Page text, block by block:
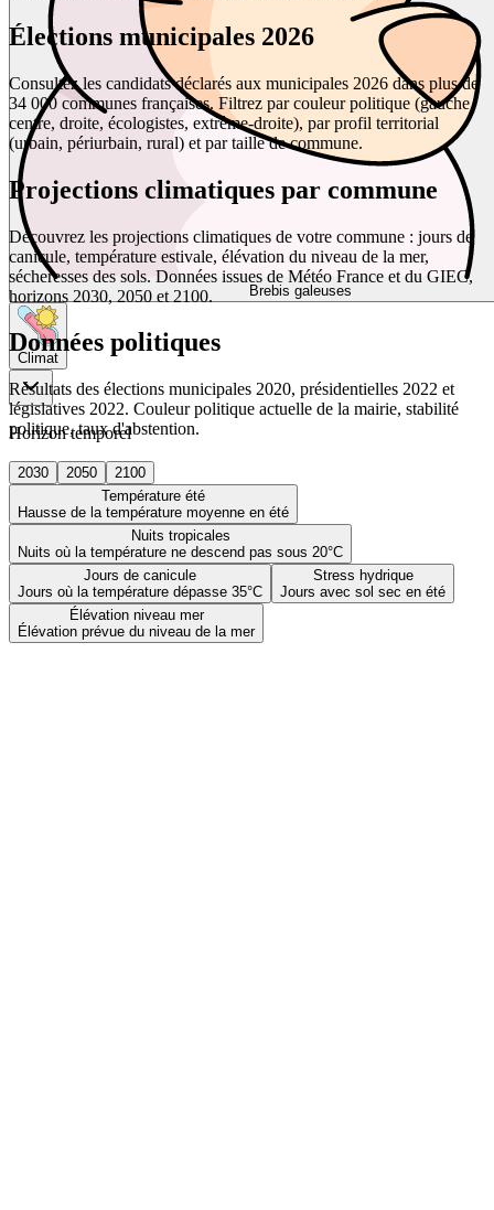
Brebis galeuses
Climat
Horizon temporel
2030 2050
2100
Température été
Hausse de la température moyenne en été
Nuits tropicales
Nuits où la température ne descend pas sous 20°C
Jours de canicule
Jours où la température dépasse 35°C
Stress hydrique
Jours avec sol sec en été
Élévation niveau mer
Élévation prévue du niveau de la mer
Élections municipales 2026
Consultez les candidats déclarés aux municipales 2026 dans plus de
34 000 communes françaises. Filtrez par couleur politique (gauche,
centre, droite, écologistes, extrême-droite), par profil territorial
(urbain, périurbain, rural) et par taille de commune.
Projections climatiques par commune
Découvrez les projections climatiques de votre commune : jours de
canicule, température estivale, élévation du niveau de la mer,
sécheresses des sols. Données issues de Météo France et du GIEC,
horizons 2030, 2050 et 2100.
Données politiques
Résultats des élections municipales 2020, présidentielles 2022 et
législatives 2022. Couleur politique actuelle de la mairie, stabilité
politique, taux d'abstention.